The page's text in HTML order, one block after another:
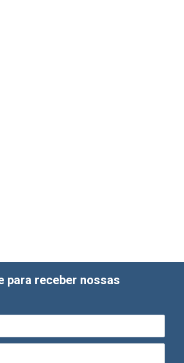
para receber nossas